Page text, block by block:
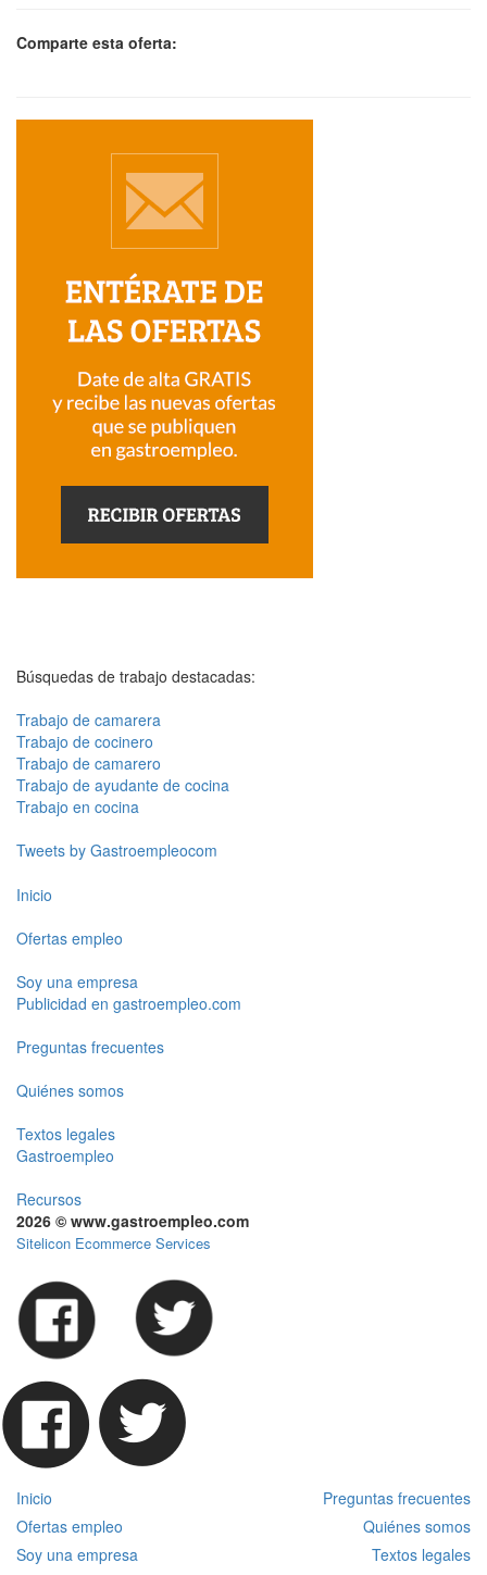
Comparte esta oferta:
Búsquedas de trabajo destacadas:
Trabajo de camarera
Trabajo de cocinero
Trabajo de camarero
Trabajo de ayudante de cocina
Trabajo en cocina
Tweets by Gastroempleocom
Inicio
Ofertas empleo
Soy una empresa
Publicidad en gastroempleo.com
Preguntas frecuentes
Quiénes somos
Textos legales
Gastroempleo
Recursos
2026 © www.gastroempleo.com
Sitelicon Ecommerce Services
Inicio
Preguntas frecuentes
Ofertas empleo
Quiénes somos
Soy una empresa
Textos legales